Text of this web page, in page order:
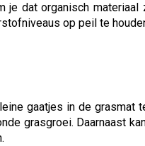
je dat organisch
op peil te
gaatjes in de grasmat
grasgroei. Daarnaast